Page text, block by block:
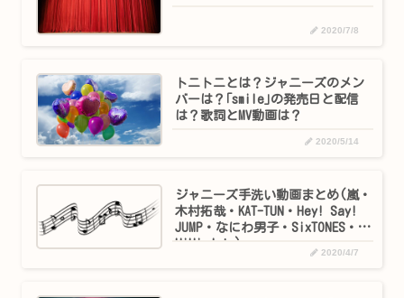
2020/7/8
トニトニとは？ジャニーズのメン
バーは？｢smile｣の発売日と配信
は？歌詞とMV動画は？
2020/5/14
ジャニーズ手洗い動画まとめ(嵐・
木村拓哉・KAT-TUN・Hey! Say!
JUMP・なにわ男子・SixTONES・
HiHi Jets)
2020/4/7